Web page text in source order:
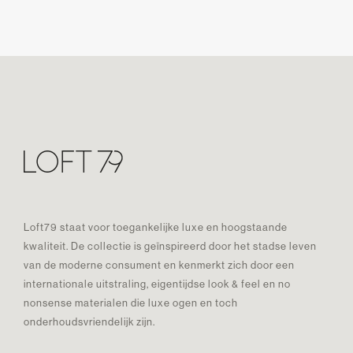
Loft79 staat voor toegankelijke luxe en hoogstaande
kwaliteit. De collectie is geïnspireerd door het stadse leven
van de moderne consument en kenmerkt zich door een
internationale uitstraling, eigentijdse look & feel en no
nonsense materialen die luxe ogen en toch
onderhoudsvriendelijk zijn.